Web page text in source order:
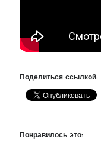
Поделиться ссылкой:
Понравилось это: